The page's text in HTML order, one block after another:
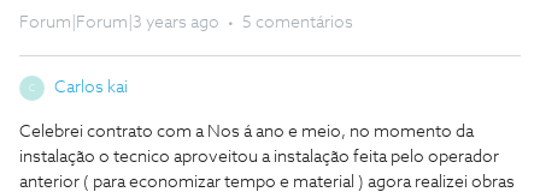
Forum|Forum|3 years ago 5 comentários
C Carlos kai
Celebrei contrato com a Nos á ano e meio, no momento da
instalação o tecnico aproveitou a instalação feita pelo operador
anterior ( para economizar tempo e material ) agora realizei obras